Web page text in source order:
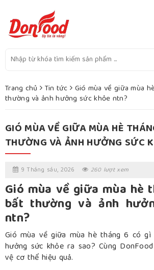
Trang chủ Tin tức Gió mùa về giữa mùa
thường và ảnh hưởng sức khỏe ntn?
GIÓ MÙA VỀ GIỮA MÙA HÈ
THƯỜNG VÀ ẢNH HƯỞNG SỨC
9 Tháng sáu, 2026 260 lượt xem
Gió mùa về giữa mùa hè
bất thường và ảnh
ntn?
Gió mùa về giữa mùa hè tháng 6 có
hưởng sức khỏe ra sao? Cùng
vệ cơ thể hiệu quả.